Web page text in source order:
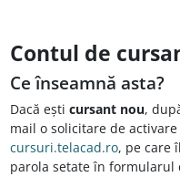
Contul de
Ce înseamnă asta?
Dacă ești cursant nou,
mail o solicitare de
cursuri.telacad.ro, pe care
parola setate în formularul